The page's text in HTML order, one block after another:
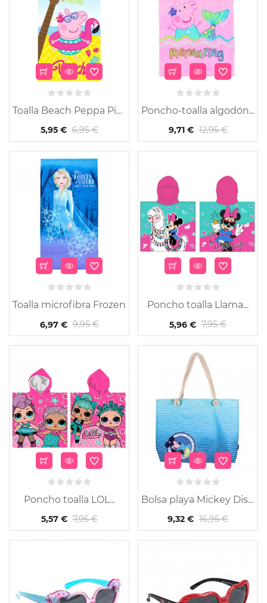
Toalla Beach Peppa Pig...
5,95 € 6,95 €
Poncho-toalla algodón...
9,71 € 12,95 €
Toalla microfibra Frozen
6,97 € 9,95 €
Poncho toalla Llama...
5,96 € 7,95 €
Poncho toalla LOL...
5,57 € 7,95 €
Bolsa playa Mickey Disney
9,32 € 16,95 €